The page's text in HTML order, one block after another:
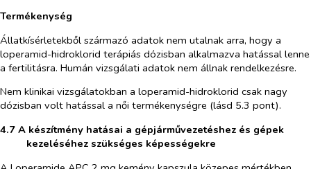
Termékenység
Állatkísérletekből származó adatok nem utalnak arra, hogy a
loperamid-hidroklorid terápiás dózisban alkalmazva hatással lenne
a fertilitásra. Humán vizsgálati adatok nem állnak rendelkezésre.
Nem klinikai vizsgálatokban a loperamid-hidroklorid csak nagy
dózisban volt hatással a női termékenységre (lásd 5.3 pont).
4.7 A készítmény hatásai a gépjárművezetéshez és gépek
kezeléséhez szükséges képességekre